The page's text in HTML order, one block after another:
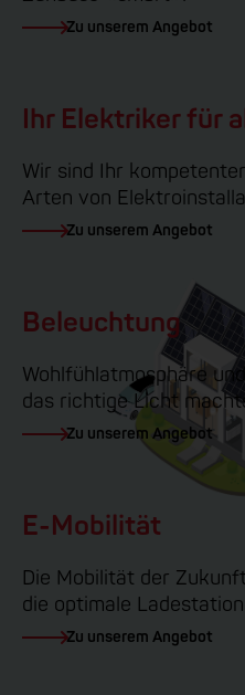
Zu unserem Angebot
Ihr Elektriker für
Wir sind Ihr
Arten von
Zu unserem Angebot
Beleuchtung
Wohlfühlatmosphäre
das richtige Licht
Zu unserem Angebot
E-Mobilität
Die Mobilität der
die optimale
Zu unserem Angebot